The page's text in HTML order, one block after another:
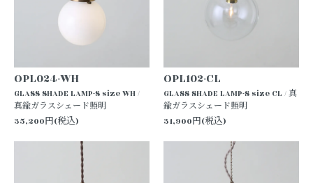
OPL024-WH
GLASS SHADE LAMP-S size WH /
真鍮ガラスシェード照明
35,200円(税込)
OPL102-CL
GLASS SHADE LAMP-S size CL / 真
鍮ガラスシェード照明
31,900円(税込)